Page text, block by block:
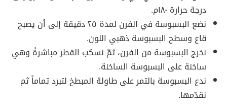
درجة حرارة ١٨٠م.
نضع البسبوسة في الفرن لمدة ٢٥ دقيقة إلى أن يصبح
قاع وسطح البسبوسة ذهبي اللون.
نخرج البسبوسة من الفرن، ثمّ نسكب القطر مباشرةً وهي
ساخنة على البسبوسة الساخنة.
ندع البسبوسة بالتمر على طاولة المبطخ لتبرد تماماً ثم
نقدّمها.